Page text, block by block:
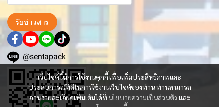
เว็บไซต์นี้มีการใช้งานคุกกี้ เพื่อเพิ่มประสิทธิภาพและ
ประสบการณ์ที่ดีในการใช้งานเว็บไซต์ของท่าน ท่านสามารถ
อ่านรายละเอียดเพิ่มเติมได้ที่ นโยบายความเป็นส่วนตัว และ
รับข่าวสาร
@sentapack